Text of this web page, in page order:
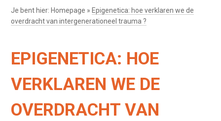
Je bent hier: Homepage » Epigenetica: hoe verklaren we de
overdracht van intergenerationeel trauma ?
EPIGENETICA: HOE
VERKLAREN WE DE
OVERDRACHT VAN